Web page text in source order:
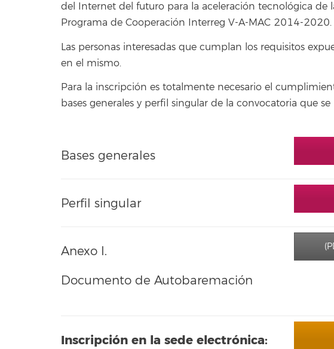
del Internet del futuro para la aceleración tecnológica de
Programa de Cooperación Interreg V-A-MAC 2014-2020.
Las personas interesadas que cumplan los requisitos
en el mismo.
Para la inscripción es totalmente necesario el
bases generales y perfil singular de la convocatoria que
Bases generales
Perfil singular
Anexo I.
Documento de Autobaremación
Inscripción en la sede electrónica: